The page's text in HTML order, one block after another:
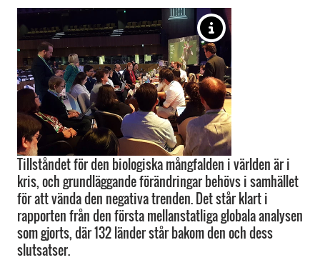
Tillståndet för den biologiska mångfalden i världen är i
kris, och grundläggande förändringar behövs i samhället
för att vända den negativa trenden. Det står klart i
rapporten från den första mellanstatliga globala analysen
som gjorts, där 132 länder står bakom den och dess
slutsatser.